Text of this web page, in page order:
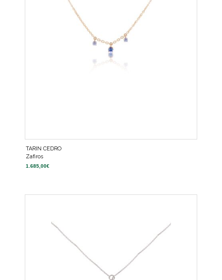
TARIN CEDRO
Zafiros
1.685,00€